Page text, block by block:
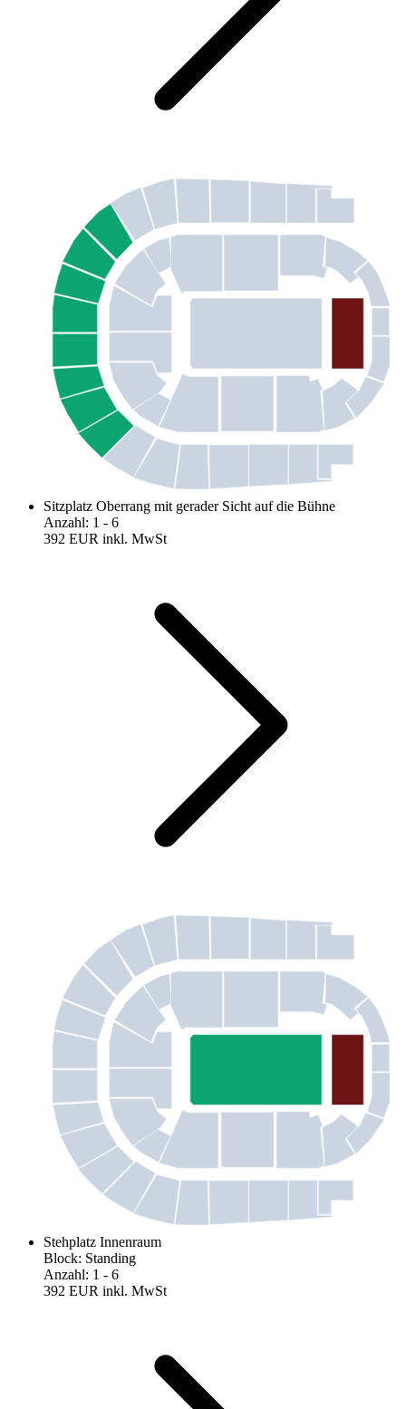
Sitzplatz Oberrang mit gerader Sicht auf die Bühne
Anzahl: 1 - 6
392 EUR inkl. MwSt
Stehplatz Innenraum
Block: Standing
Anzahl: 1 - 6
392 EUR inkl. MwSt